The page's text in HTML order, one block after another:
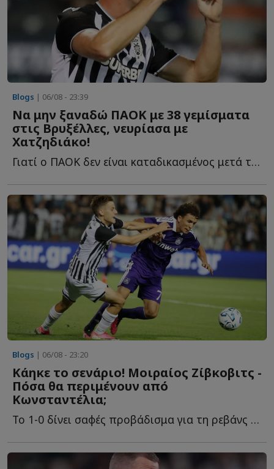
Blogs | 06/08 - 23:39
Να μην ξαναδώ ΠΑΟΚ με 38 γεμίσματα
στις Βρυξέλλες, νευρίασα με
Χατζηδιάκο!
Γιατί ο ΠΑΟΚ δεν είναι καταδικασμένος μετά την ήττα στην Τούμπα από την Άντε...
Blogs | 06/08 - 23:20
Κάηκε το σενάριο! Μοιραίος Ζίβκοβιτς -
Πόσα θα περιμένουν από
Κωνσταντέλια;
Το 1-0 δίνει σαφές προβάδισμα για τη ρεβάνς των Βρυξελλών. Ό...